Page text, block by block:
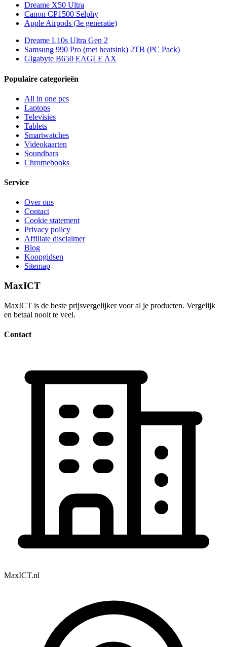
Dreame X50 Ultra
Canon CP1500 Selphy
Apple Airpods (3e generatie)
Dreame L10s Ultra Gen 2
Samsung 990 Pro (met heatsink) 2TB (PC Pack)
Gigabyte B650 EAGLE AX
Populaire categorieën
All in one pcs
Laptops
Televisies
Tablets
Smartwatches
Videokaarten
Soundbars
Chromebooks
Service
Over ons
Contact
Cookie statement
Privacy policy
Affiliate disclaimer
Blog
Koopgidsen
Sitemap
MaxICT
MaxICT is de beste prijsvergelijker voor al je producten. Vergelijk
en betaal nooit te veel.
Contact
MaxICT.nl